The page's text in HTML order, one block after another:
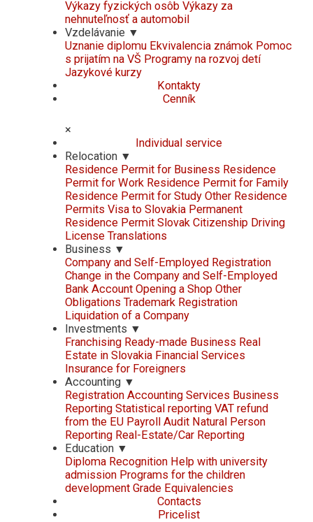
Výkazy fyzických osôb Výkazy za
nehnuteľnosť a automobil
Vzdelávanie ▼
Uznanie diplomu Ekvivalencia známok Pomoc
s prijatím na VŠ Programy na rozvoj detí
Jazykové kurzy
Kontakty
Cenník
×
Individual service
Relocation ▼
Residence Permit for Business Residence
Permit for Work Residence Permit for Family
Residence Permit for Study Other Residence
Permits Visa to Slovakia Permanent
Residence Permit Slovak Citizenship Driving
License Translations
Business ▼
Company and Self-Employed Registration
Change in the Company and Self-Employed
Bank Account Opening a Shop Other
Obligations Trademark Registration
Liquidation of a Company
Investments ▼
Franchising Ready-made Business Real
Estate in Slovakia Financial Services
Insurance for Foreigners
Accounting ▼
Registration Accounting Services Business
Reporting Statistical reporting VAT refund
from the EU Payroll Audit Natural Person
Reporting Real-Estate/Car Reporting
Education ▼
Diploma Recognition Help with university
admission Programs for the children
development Grade Equivalencies
Contacts
Pricelist